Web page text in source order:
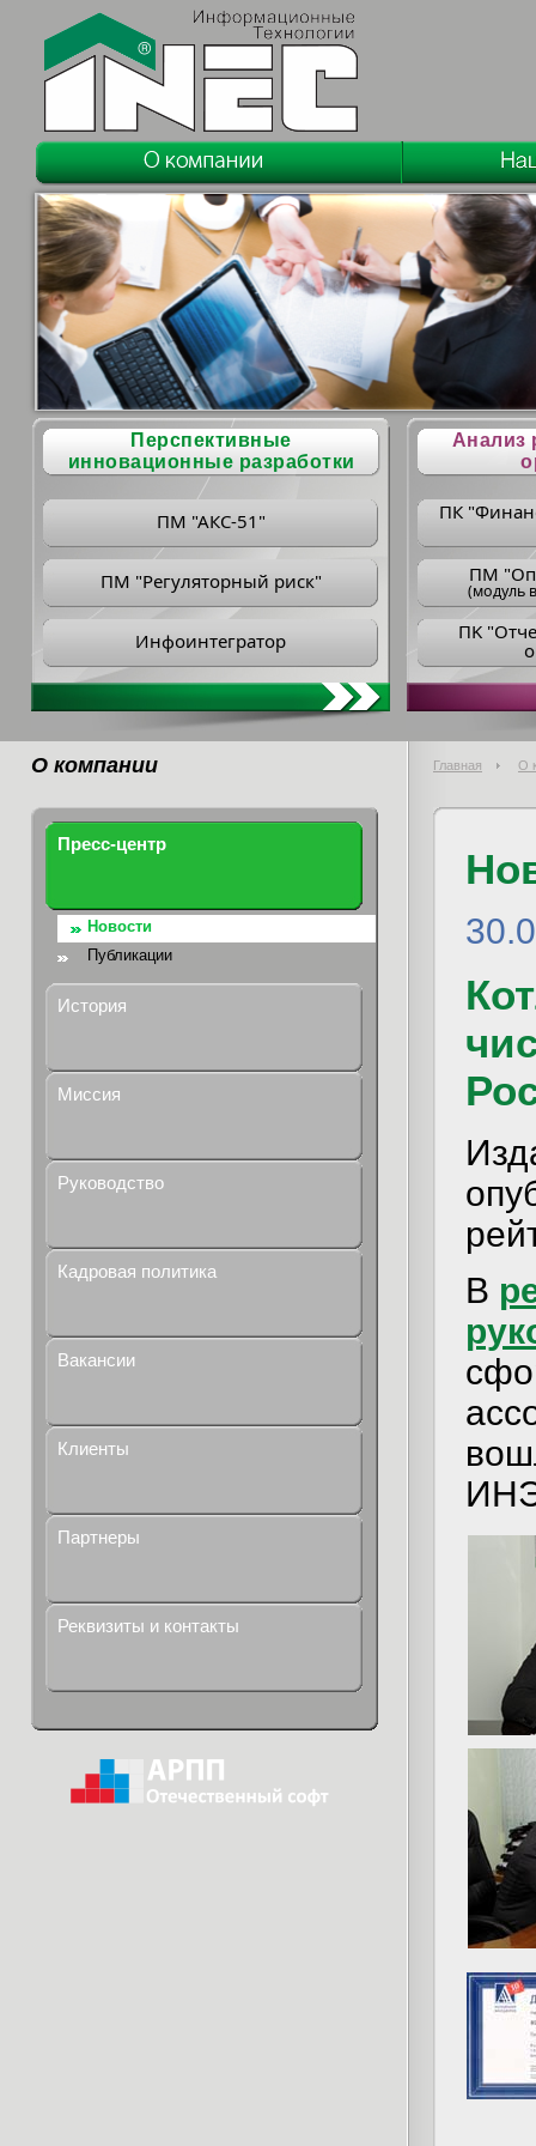
Перспективные
инновационные разработки
ПМ "АКС-51"
ПМ "Регуляторный риск"
Инфоинтегратор
Анализ
ПК
ПM
(модуль
ПK
О компании Главная О
Пресс-центр
Новости
Публикации
История
Миссия
Руководство
Кадровая политика
Вакансии
Клиенты
Партнеры
Реквизиты и контакты
В